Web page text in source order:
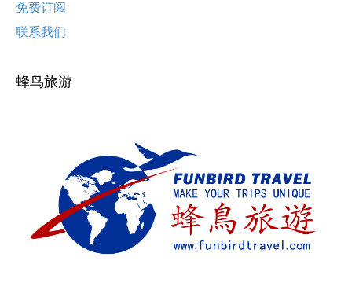
免费订阅
联系我们
蜂鸟旅游